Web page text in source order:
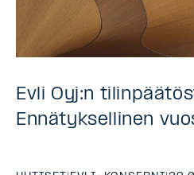
Evli Oyj:n
Ennätyksellinen